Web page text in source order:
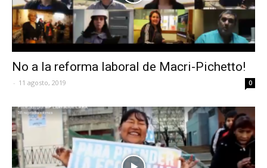
No a la reforma laboral de Macri-Pichetto!
- 11 agosto, 2019 0